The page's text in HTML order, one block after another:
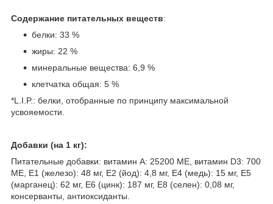
Содержание питательных веществ:
белки: 33 %
жиры: 22 %
минеральные вещества: 6,9 %
клетчатка общая: 5 %
*L.I.P.: белки, отобранные по принципу максимальной
усвояемости.
Добавки (на 1 кг):
Питательные добавки: витамин A: 25200 МЕ, витамин D3: 700
МЕ, E1 (железо): 48 мг, E2 (йод): 4,8 мг, E4 (медь): 15 мг, E5
(марганец): 62 мг, E6 (цинк): 187 мг, E8 (селен): 0,08 мг,
консерванты, антиоксиданты.